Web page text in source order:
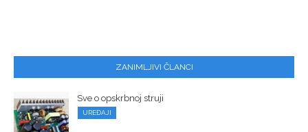
ZANIMLJIVI ČLANCI
Sve o opskrbnoj struji
UREĐAJI